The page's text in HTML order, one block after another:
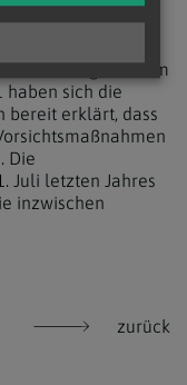
mit dem
haben sich die
bereit erklärt, dass
Die
Juli letzten Jahres
inzwischen
zurück